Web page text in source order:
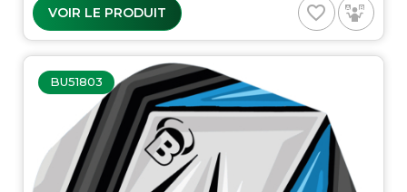
VOIR LE PRODUIT favorite_border
BU51803